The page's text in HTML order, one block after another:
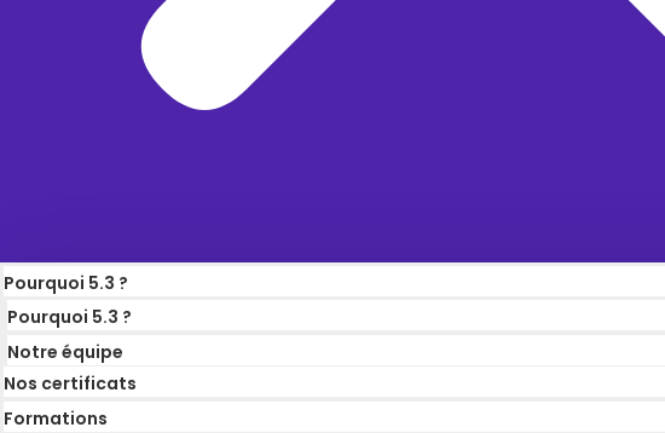
Pourquoi 5.3 ?
Pourquoi 5.3 ?
Notre équipe
Nos certificats
Formations